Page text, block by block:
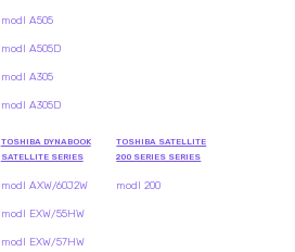
modl A505
modl A505D
modl A305
modl A305D
TOSHIBA DYNABOOK
SATELLITE SERIES
modl AXW/60J2W
modl EXW/55HW
modl EXW/57HW
TOSHIBA SATELLITE
200 SERIES SERIES
modl 200